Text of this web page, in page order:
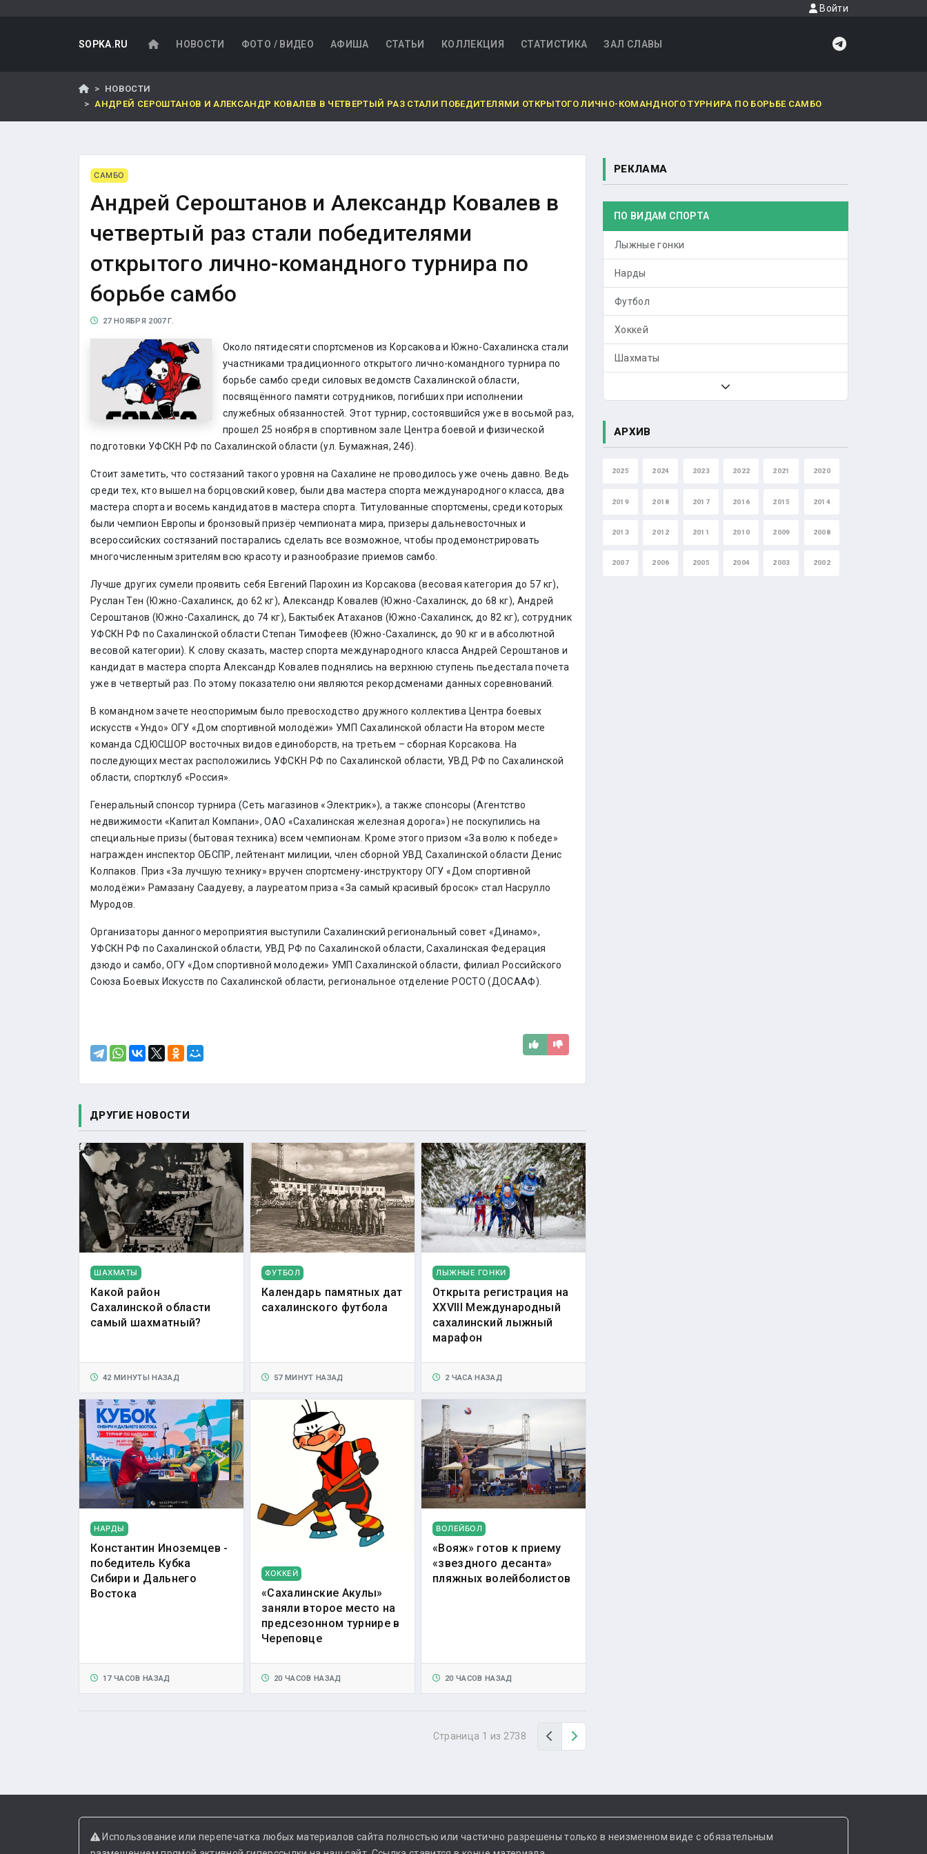
Войти
SOPKA.RU НОВОСТИ ФОТО / ВИДЕО АФИША СТАТЬИ КОЛЛЕКЦИЯ СТАТИСТИКА ЗАЛ СЛАВЫ
НОВОСТИ
АНДРЕЙ СЕРОШТАНОВ И АЛЕКСАНДР КОВАЛЕВ В ЧЕТВЕРТЫЙ РАЗ СТАЛИ ПОБЕДИТЕЛЯМИ ОТКРЫТОГО ЛИЧНО-КОМАНДНОГО ТУРНИРА ПО БОРЬБЕ САМБО
САМБО
Андрей Сероштанов и Александр Ковалев в
четвертый раз стали победителями
открытого лично-командного турнира по
борьбе самбо
27 НОЯБРЯ 2007 Г.
Около пятидесяти спортсменов из Корсакова и Южно-Сахалинска стали
участниками традиционного открытого лично-командного турнира по
борьбе самбо среди силовых ведомств Сахалинской области,
посвящённого памяти сотрудников, погибших при исполнении
служебных обязанностей. Этот турнир, состоявшийся уже в восьмой раз,
прошел 25 ноября в спортивном зале Центра боевой и физической
подготовки УФСКН РФ по Сахалинской области (ул. Бумажная, 24б).
Стоит заметить, что состязаний такого уровня на Сахалине не проводилось уже очень давно. Ведь
среди тех, кто вышел на борцовский ковер, были два мастера спорта международного класса, два
мастера спорта и восемь кандидатов в мастера спорта. Титулованные спортсмены, среди которых
были чемпион Европы и бронзовый призёр чемпионата мира, призеры дальневосточных и
всероссийских состязаний постарались сделать все возможное, чтобы продемонстрировать
многочисленным зрителям всю красоту и разнообразие приемов самбо.
Лучше других сумели проявить себя Евгений Парохин из Корсакова (весовая категория до 57 кг),
Руслан Тен (Южно-Сахалинск, до 62 кг), Александр Ковалев (Южно-Сахалинск, до 68 кг), Андрей
Сероштанов (Южно-Сахалинск, до 74 кг), Бактыбек Атаханов (Южно-Сахалинск, до 82 кг), cотрудник
УФСКН РФ по Сахалинской области Степан Тимофеев (Южно-Сахалинск, до 90 кг и в абсолютной
весовой категории). К слову сказать, мастер спорта международного класса Андрей Сероштанов и
кандидат в мастера спорта Александр Ковалев поднялись на верхнюю ступень пьедестала почета
уже в четвертый раз. По этому показателю они являются рекордсменами данных соревнований.
В командном зачете неоспоримым было превосходство дружного коллектива Центра боевых
искусств «Ундо» ОГУ «Дом спортивной молодёжи» УМП Сахалинской области На втором месте
команда СДЮСШОР восточных видов единоборств, на третьем – сборная Корсакова. На
последующих местах расположились УФСКН РФ по Сахалинской области, УВД РФ по Сахалинской
области, спортклуб «Россия».
Генеральный спонсор турнира (Сеть магазинов «Электрик»), а также спонсоры (Агентство
недвижимости «Капитал Компани», ОАО «Сахалинская железная дорога») не поскупились на
специальные призы (бытовая техника) всем чемпионам. Кроме этого призом «За волю к победе»
награжден инспектор ОБСПР, лейтенант милиции, член сборной УВД Сахалинской области Денис
Колпаков. Приз «За лучшую технику» вручен спортсмену-инструктору ОГУ «Дом спортивной
молодёжи» Рамазану Саадуеву, а лауреатом приза «За самый красивый бросок» стал Насрулло
Муродов.
Организаторы данного мероприятия выступили Сахалинский региональный совет «Динамо»,
УФСКН РФ по Сахалинской области, УВД РФ по Сахалинской области, Сахалинская Федерация
дзюдо и самбо, ОГУ «Дом спортивной молодежи» УМП Сахалинской области, филиал Российского
Союза Боевых Искусств по Сахалинской области, региональное отделение РОСТО (ДОСААФ).
ДРУГИЕ НОВОСТИ
ШАХМАТЫ
Какой район
Сахалинской области
самый шахматный?
42 МИНУТЫ НАЗАД
ФУТБОЛ
Календарь памятных дат
сахалинского футбола
57 МИНУТ НАЗАД
ЛЫЖНЫЕ ГОНКИ
Открыта регистрация на
XXVIII Международный
сахалинский лыжный
марафон
2 ЧАСА НАЗАД
НАРДЫ
Константин Иноземцев -
победитель Кубка
Сибири и Дальнего
Востока
17 ЧАСОВ НАЗАД
ХОККЕЙ
«Сахалинские Акулы»
заняли второе место на
предсезонном турнире в
Череповце
20 ЧАСОВ НАЗАД
ВОЛЕЙБОЛ
«Вояж» готов к приему
«звездного десанта»
пляжных волейболистов
20 ЧАСОВ НАЗАД
Страница 1 из 2738 НазадВперед
РЕКЛАМА
ПО ВИДАМ СПОРТА
Лыжные гонки
Нарды
Футбол
Хоккей
Шахматы
АРХИВ
2025 2024 2023 2022 2021 2020
2019 2018 2017 2016 2015 2014
2013 2012 2011 2010 2009 2008
2007 2006 2005 2004 2003 2002
Использование или перепечатка любых материалов сайта полностью или частично разрешены только в неизменном виде с обязательным